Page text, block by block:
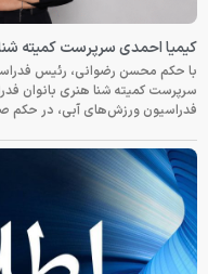
کیمیا احمدی سرپرست کمیته
با حکم محسن رضوانی، رئیس
سرپرست کمیته شنا هنری بانوان
فدراسیون ورزش‌های آبی، در حکم